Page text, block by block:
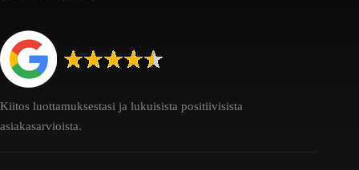
Kiitos luottamuksestasi ja lukuisista positiivisista
asiakasarvioista.